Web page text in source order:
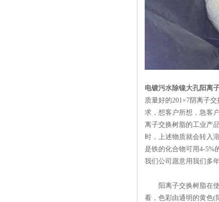
电镀污水除镍大孔阳离
质量好的201×7阴离子
求，想客户所想，急客
离子交换树脂的工业产
时，上述物质就会转入
是铁的化合物可用4-5%
我们公司愿意用我们多
阳离子交换树脂在使
看，色彩由通明的黄色